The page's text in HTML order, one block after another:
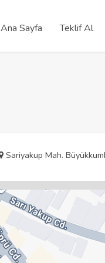
Ana Sayfa Teklif Al
Sariyakup Mah.